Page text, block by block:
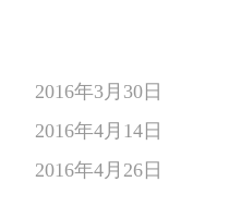
2016年3月30日
2016年4月14日
2016年4月26日